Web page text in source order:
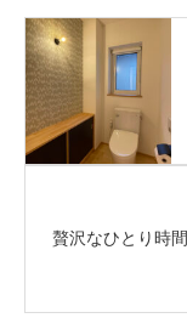
贅沢なひとり時間